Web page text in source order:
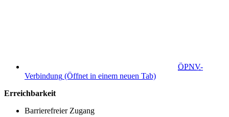
ÖPNV-
Verbindung (Öffnet in einem neuen Tab)
Erreichbarkeit
Barrierefreier Zugang